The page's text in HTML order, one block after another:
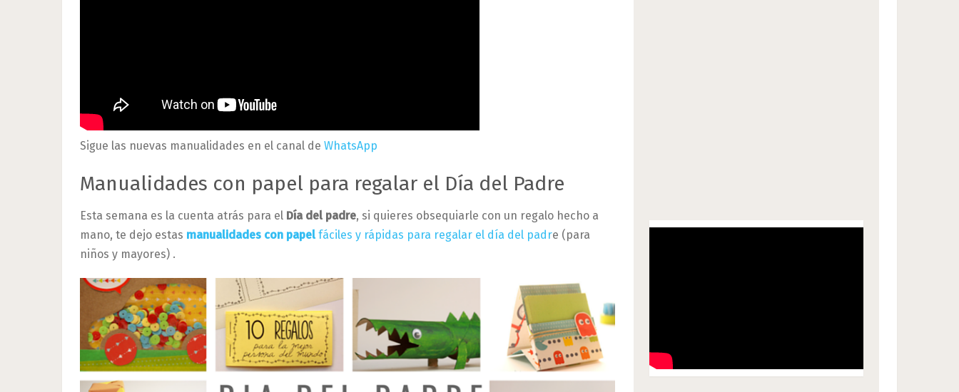
Sigue las nuevas manualidades en el canal de WhatsApp
Manualidades con papel para regalar el Día del Padre
Esta semana es la cuenta atrás para el Día del padre, si quieres obsequiarle con un regalo hecho a
mano, te dejo estas manualidades con papelfáciles y rápidas para regalar el día del padre (para
niños y mayores) .